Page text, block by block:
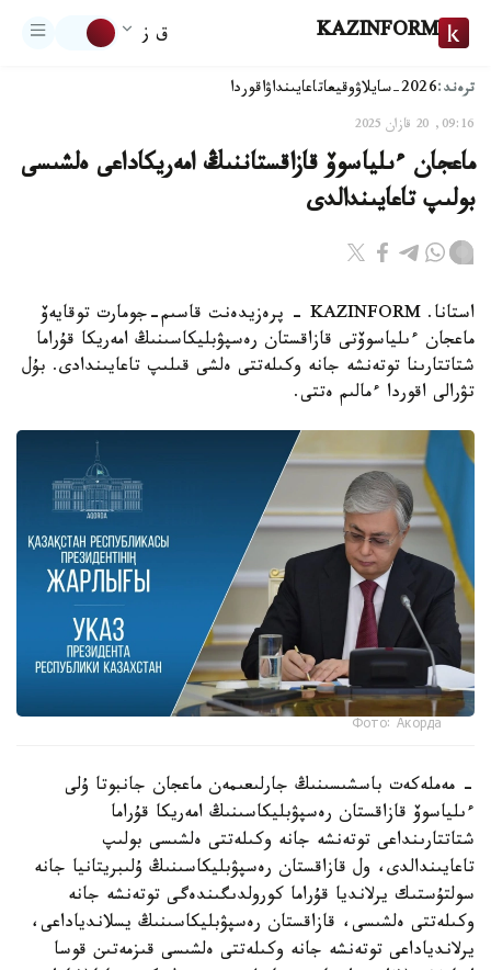
KAZINFORM ق ز
ترەند:2026-سايلاۋ وقيعاتاعايىنداۋاقوردا
09:16, 20 قازان 2025
ماعجان ءىلياسوۆ قازاقستاننىڭ امەريكاداعى ەلشىسى
بولىپ تاعايىندالدى
استانا. KAZINFORM - پرەزيدەنت قاسىم-جومارت توقايەۆ
ماعجان ءىلياسوۆتى قازاقستان رەسپۋبليكاسىنىڭ امەريكا قۇراما
شتاتتارىنا توتەنشە جانە وكىلەتتى ەلشى قىلىپ تاعايىندادى. بۇل
تۋرالى اقوردا ءمالىم ەتتى.
Фото: Акорда
- مەملەكەت باسشىسىنىڭ جارلىعىمەن ماعجان جانبوتا ۇلى
ءىلياسوۆ قازاقستان رەسپۋبليكاسىنىڭ امەريكا قۇراما
شتاتتارىنداعى توتەنشە جانە وكىلەتتى ەلشىسى بولىپ
تاعايىندالدى، ول قازاقستان رەسپۋبليكاسىنىڭ ۇلىبريتانيا جانە
سولتۇستىك يرلانديا قۇراما كورولدىگىندەگى توتەنشە جانە
وكىلەتتى ەلشىسى، قازاقستان رەسپۋبليكاسىنىڭ يسلاندياداعى،
يرلاندياداعى توتەنشە جانە وكىلەتتى ەلشىسى قىزمەتىن قوسا